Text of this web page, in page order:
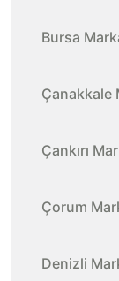
Bursa
Çanakkale
Çankırı
Çorum
Denizli